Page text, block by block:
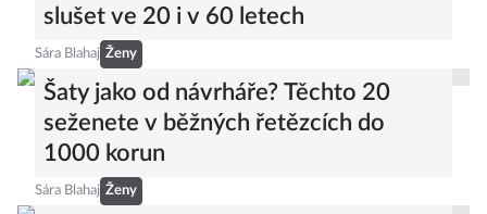
slušet ve 20 i v 60 letech
Sára Blahaj Ženy
Šaty jako od návrháře? Těchto 20
seženete v běžných řetězcích do
1000 korun
Sára Blahaj Ženy